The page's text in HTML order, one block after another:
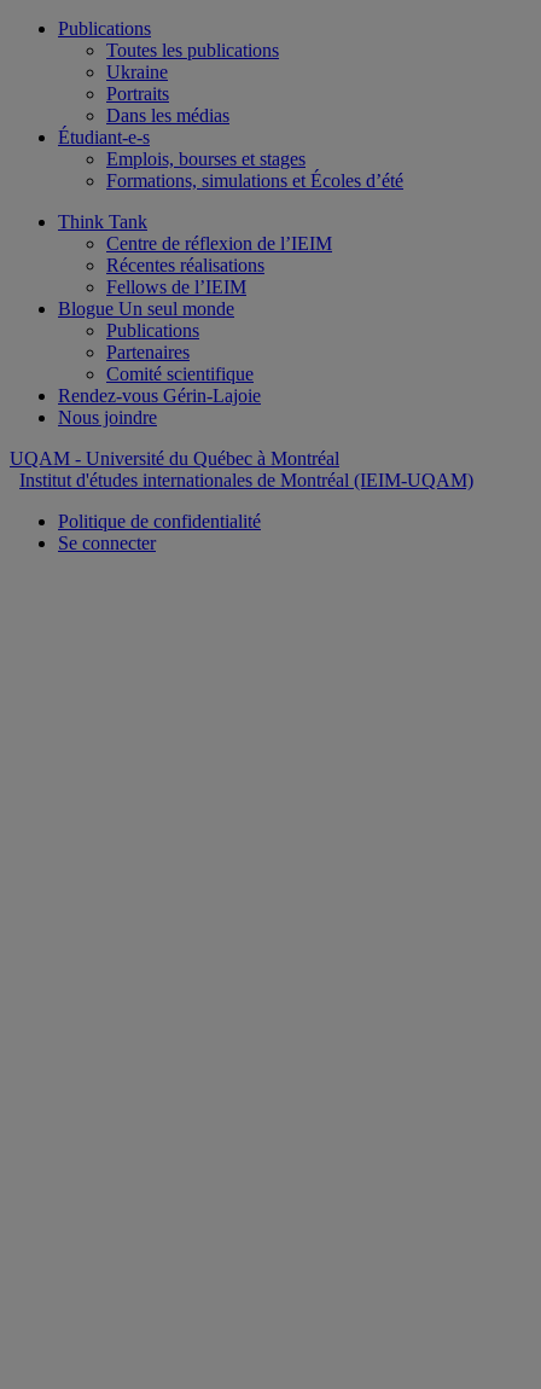
Publications
Toutes les publications
Ukraine
Portraits
Dans les médias
Étudiant-e-s
Emplois, bourses et stages
Formations, simulations et Écoles d’été
Think Tank
Centre de réflexion de l’IEIM
Récentes réalisations
Fellows de l’IEIM
Blogue Un seul monde
Publications
Partenaires
Comité scientifique
Rendez-vous Gérin-Lajoie
Nous joindre
UQAM - Université du Québec à Montréal
Institut d'études internationales de Montréal (IEIM-UQAM)
Politique de confidentialité
Se connecter